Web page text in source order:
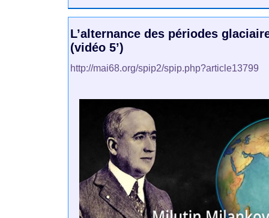
L’alternance des périodes
(vidéo 5’)
http://mai68.org/spip2/spip.php?article13799